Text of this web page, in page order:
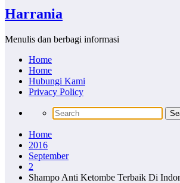
Harrania
Menulis dan berbagi informasi
Home
Home
Hubungi Kami
Privacy Policy
Home
2016
September
2
Shampo Anti Ketombe Terbaik Di